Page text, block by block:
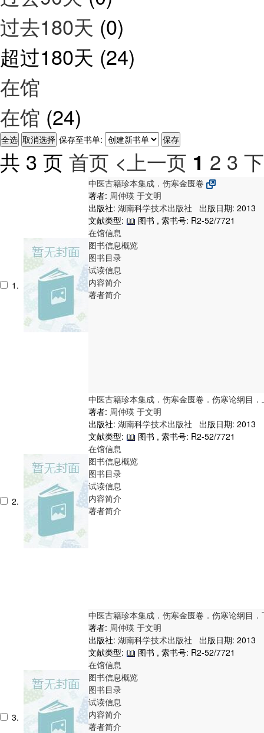
过去180天 (0)
超过180天 (24)
在馆
在馆 (24)
保存至书单:
共 3 页 首页 <上一页 1 2 3
1.
中医古籍珍本集成．伤寒金匮卷
著者: 周仲瑛 于文明
出版社: 湖南科学技术出版社
出版日期: 2013
文献类型:
图书 , 索书号: R2-52/7721
在馆信息
图书信息概览
图书目录
试读信息
内容简介
著者简介
2.
中医古籍珍本集成．伤寒金匮卷．伤寒论纲目
著者: 周仲瑛 于文明
出版社: 湖南科学技术出版社
出版日期: 2013
文献类型:
图书 , 索书号: R2-52/7721
在馆信息
图书信息概览
图书目录
试读信息
内容简介
著者简介
3.
中医古籍珍本集成．伤寒金匮卷．伤寒论纲目
著者: 周仲瑛 于文明
出版社: 湖南科学技术出版社
出版日期: 2013
文献类型:
图书 , 索书号: R2-52/7721
在馆信息
图书信息概览
图书目录
试读信息
内容简介
著者简介